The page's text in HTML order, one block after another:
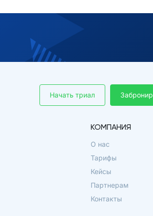
Начать триал
КОМПАНИЯ
О нас
Тарифы
Кейсы
Партнерам
Контакты